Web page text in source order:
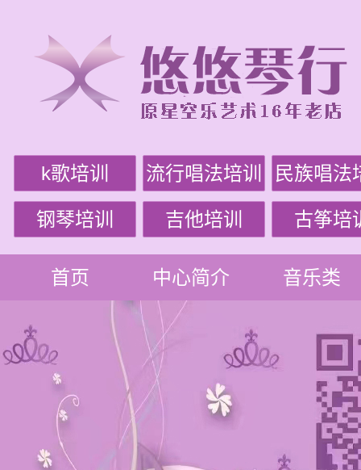
k歌培训 流行唱法培训 民族唱法
钢琴培训 吉他培训 古筝培
首页 中心简介 音乐类